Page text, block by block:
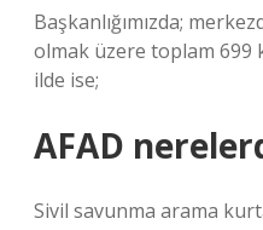
Başkanlığımızda;
olmak üzere toplam 699
ilde ise;
AFAD
Sivil savunma arama